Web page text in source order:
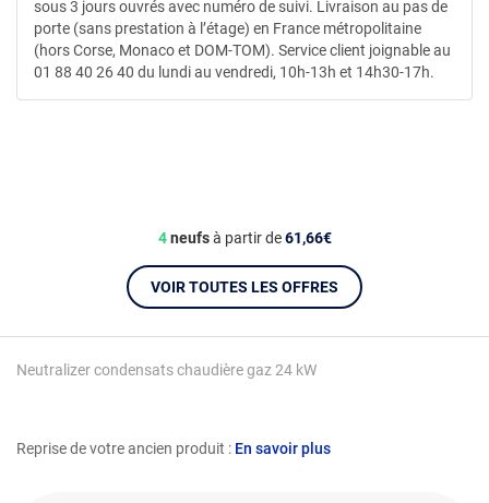
Reprise de votre ancien produit : En savoir plus
Neutralizer condensats chaudière gaz 24 kW
4neufsà partir de61,66€
VOIR TOUTES LES OFFRES
sous 3 jours ouvrés avec numéro de suivi. Livraison au pas de
porte (sans prestation à l’étage) en France métropolitaine
(hors Corse, Monaco et DOM-TOM). Service client joignable au
01 88 40 26 40 du lundi au vendredi, 10h-13h et 14h30-17h.